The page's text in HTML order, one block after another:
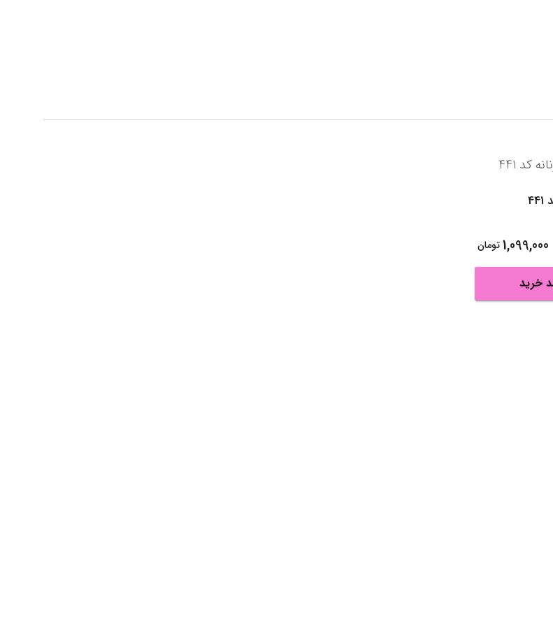
1,099,000تومان
خرید